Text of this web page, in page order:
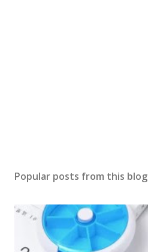
Popular posts from this blog